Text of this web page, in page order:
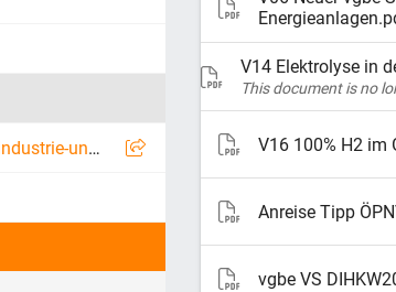
https://events.vgbe.energy/events/industrie-und-heizkraft-werke--konventionelle-dampferzeugungsprozesse-und-betriebsfuehrung-2024/11490/VC2CK/info
V14 Elektrolyse in
This document is no
V16 100% H2 im
Anreise Tipp
vgbe VS